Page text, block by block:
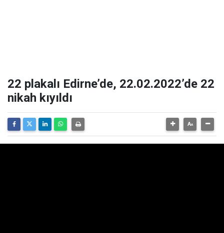
22 plakalı Edirne’de, 22.02.2022’de 22
nikah kıyıldı